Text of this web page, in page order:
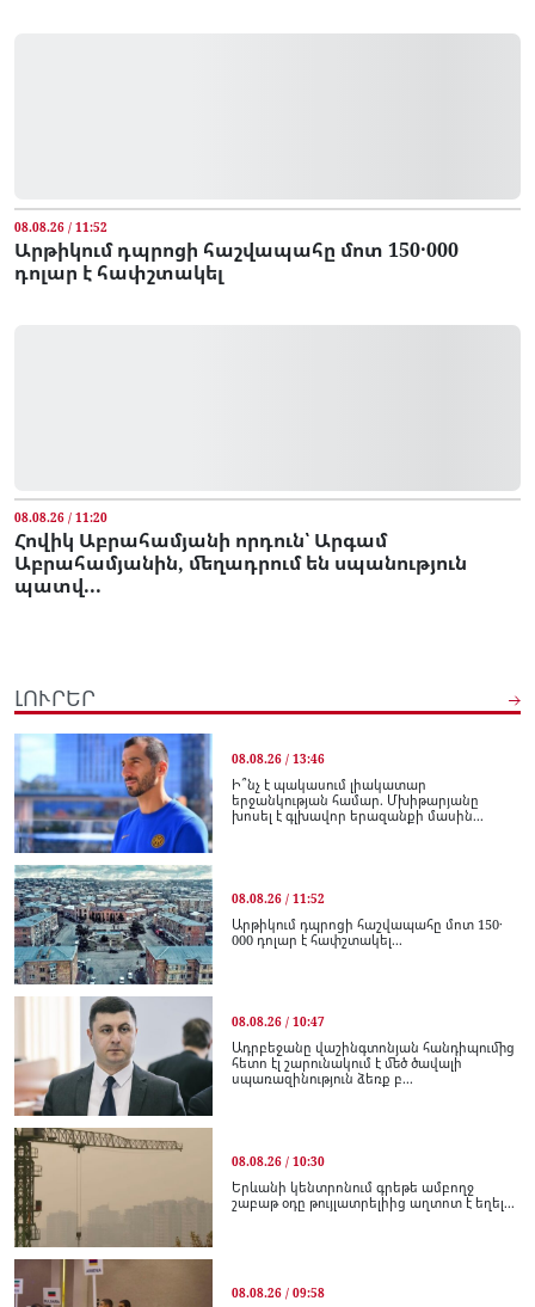
08.08.26 / 11:52
Արթիկում դպրոցի հաշվապահը մոտ 150․000
դոլար է հափշտակել
08.08.26 / 11:20
Հովիկ Աբրահամյանի որդուն՝ Արգամ
Աբրահամյանին, մեղադրում են սպանություն
պատվ...
ԼՈՒՐԵՐ
08.08.26 / 13:46
Ի՞նչ է պակասում լիակատար
երջանկության համար. Մխիթարյանը
խոսել է գլխավոր երազանքի մասին...
08.08.26 / 11:52
Արթիկում դպրոցի հաշվապահը մոտ 150․
000 դոլար է հափշտակել...
08.08.26 / 10:47
Ադրբեջանը վաշինգտոնյան հանդիպումից
հետո էլ շարունակում է մեծ ծավալի
սպառազինություն ձեռք բ...
08.08.26 / 10:30
Երևանի կենտրոնում գրեթե ամբողջ
շաբաթ օդը թույլատրելիից աղտոտ է եղել...
08.08.26 / 09:58